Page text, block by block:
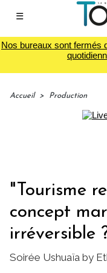
☰
Nos bureaux sont fermés
Accueil > Production
"Tourisme
concept
irréversible
Soirée Ushuaïa by